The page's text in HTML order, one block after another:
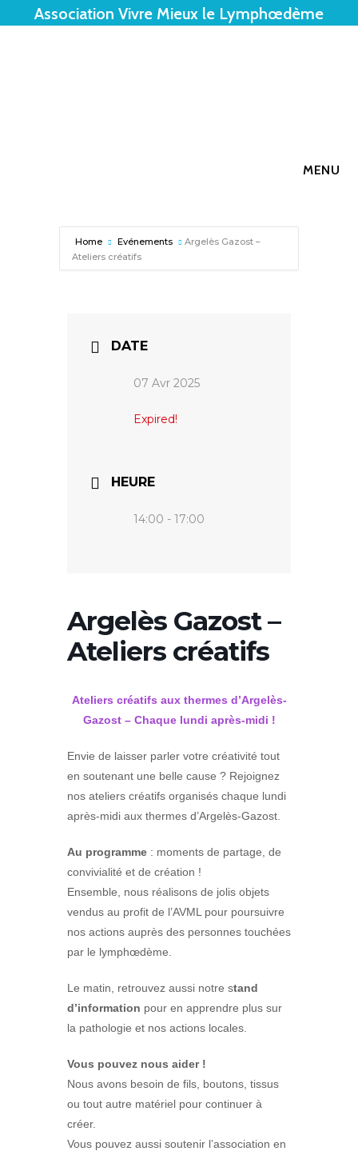
to
Association Vivre Mieux le Lymphœdème
MENU
Home Evénements
Argelès Gazost –
Ateliers créatifs
DATE
07 Avr 2025
Expired!
HEURE
14:00 - 17:00
Argelès Gazost –
Ateliers créatifs
Ateliers créatifs aux thermes d’Argelès-
Gazost – Chaque lundi après-midi !
Envie de laisser parler votre créativité tout
en soutenant une belle cause ? Rejoignez
nos ateliers créatifs organisés chaque lundi
après-midi aux thermes d’Argelès-Gazost.
Au programme : moments de partage, de
convivialité et de création !
Ensemble, nous réalisons de jolis objets
vendus au profit de l’AVML pour poursuivre
nos actions auprès des personnes touchées
par le lymphœdème.
Le matin, retrouvez aussi notre stand
d’information pour en apprendre plus sur
la pathologie et nos actions locales.
Vous pouvez nous aider !
Nous avons besoin de fils, boutons, tissus
ou tout autre matériel pour continuer à
créer.
Vous pouvez aussi soutenir l’association en